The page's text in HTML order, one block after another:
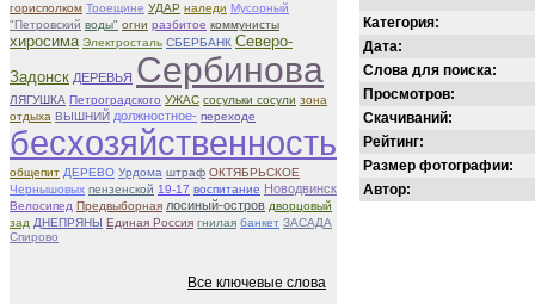
горисполком Троещине УДАР наледи Мусорный
"Петровский воды" огни разбитое коммунисты
хиросима Электросталь СБЕРБАНК Северо-
Задонск ДЕРЕВЬЯ Сербинова
ЛЯГУШКА Петроградского УЖАС сосульки сосули зона
отдыха ВЫШНИЙ должностное- переходе
бесхозяйственность
общепит ДЕРЕВО Урдома штраф ОКТЯБРЬСКОЕ
Чернышовых пензенской 19-17 воспитание Новодвинск
Велосипед Предвыборная лосиный-остров дворцовый
зад ДНЕПРЯНЫ Единая Россия гнилая банкет ЗАСАДА
Спирово
Все ключевые слова
Категория:
Дата:
Слова для поиска:
Просмотров:
Скачиваний:
Рейтинг:
Размер фотографии:
Автор: